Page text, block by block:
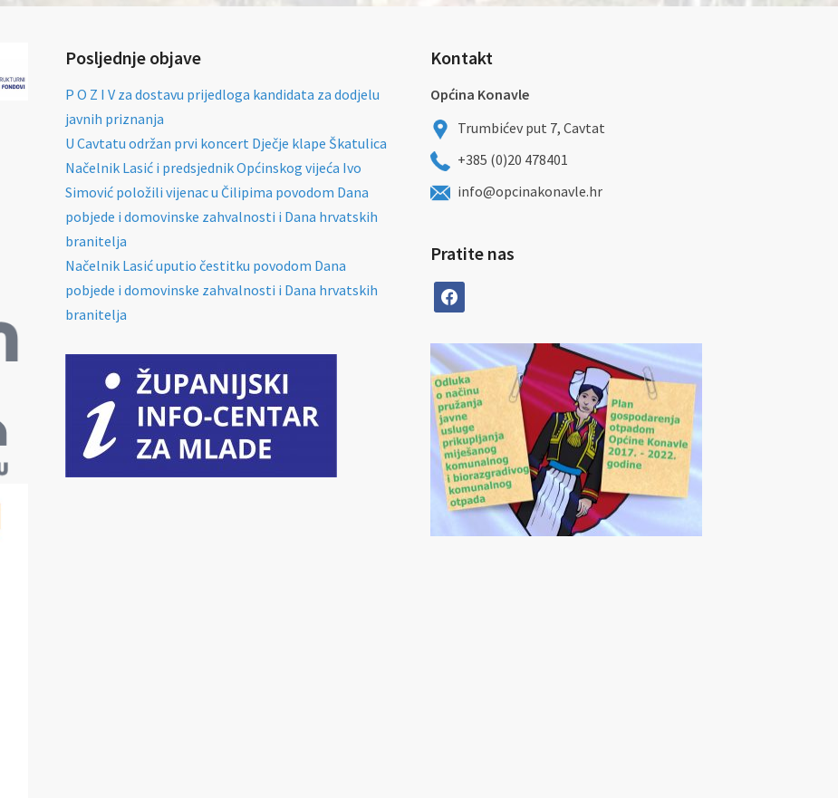
Posljednje objave
P O Z I V za dostavu prijedloga kandidata za dodjelu
javnih priznanja
U Cavtatu održan prvi koncert Dječje klape Škatulica
Načelnik Lasić i predsjednik Općinskog vijeća Ivo
Simović položili vijenac u Čilipima povodom Dana
pobjede i domovinske zahvalnosti i Dana hrvatskih
branitelja
Načelnik Lasić uputio čestitku povodom Dana
pobjede i domovinske zahvalnosti i Dana hrvatskih
branitelja
Kontakt
Općina Konavle
Trumbićev put 7, Cavtat
+385 (0)20 478401
info@opcinakonavle.hr
Pratite nas
facebook